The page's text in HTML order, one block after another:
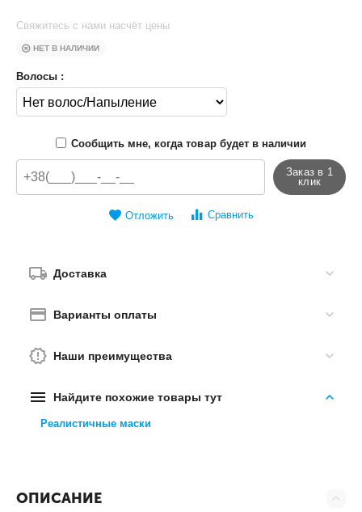
Свяжитесь с нами насчёт цены
НЕТ В НАЛИЧИИ
Волосы :
Сообщить мне, когда товар будет в наличии
Заказ в 1
клик
Отложить Сравнить
Доставка
Варианты оплаты
Наши преимущества
Найдите похожие товары тут
Реалистичные маски
ОПИСАНИЕ